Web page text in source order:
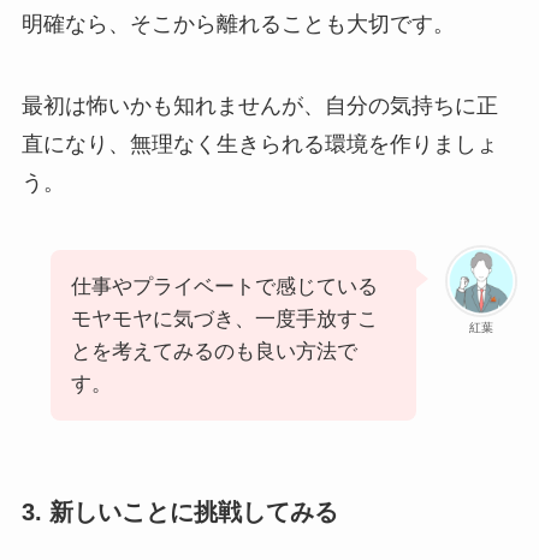
明確なら、そこから離れることも大切です。
最初は怖いかも知れませんが、自分の気持ちに正
直になり、無理なく生きられる環境を作りましょ
う。
紅葉
仕事やプライベートで感じている
モヤモヤに気づき、一度手放すこ
とを考えてみるのも良い方法で
す。
3. 新しいことに挑戦してみる